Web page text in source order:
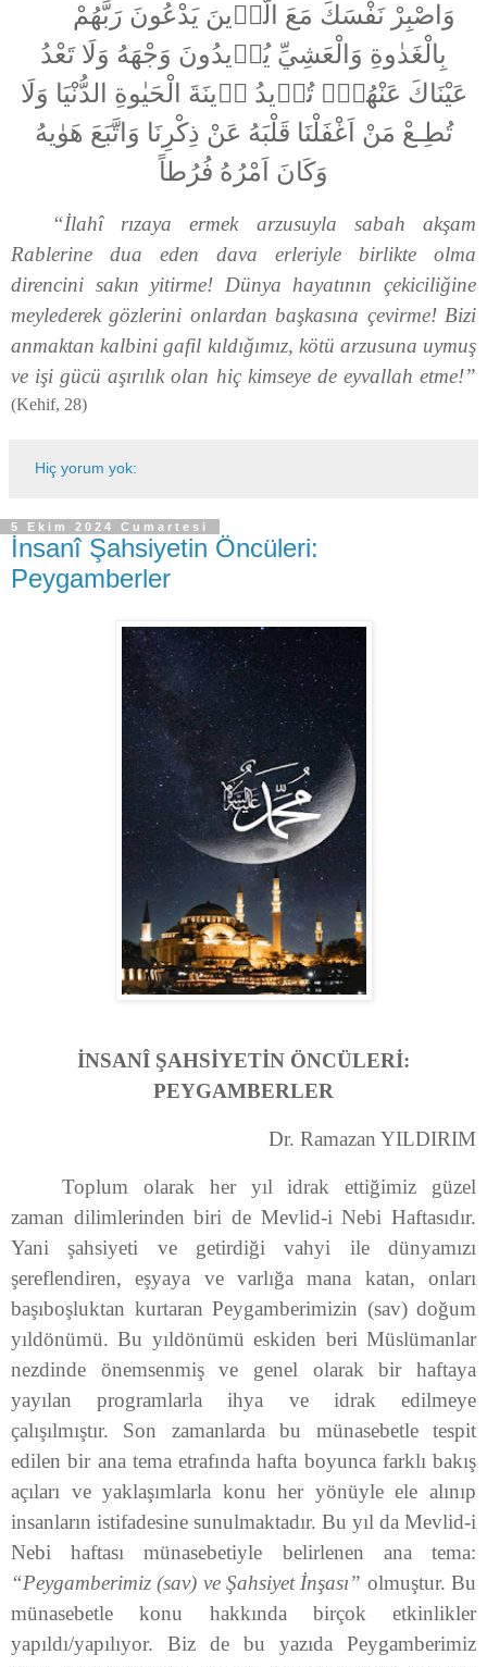
وَاصْبِرْ نَفْسَكَ مَعَ الَّذٖينَ يَدْعُونَ رَبَّهُمْ
بِالْغَدٰوةِ وَالْعَشِيِّ يُرٖيدُونَ وَجْهَهُ وَلَا تَعْدُ
عَيْنَاكَ عَنْهُمْۚ تُرٖيدُ زٖينَةَ الْحَيٰوةِ الدُّنْيَا وَلَا
تُطِـعْ مَنْ اَغْفَلْنَا قَلْبَهُ عَنْ ذِكْرِنَا وَاتَّبَعَ هَوٰيهُ
وَكَانَ اَمْرُهُ فُرُطاً
“İlahî rızaya ermek arzusuyla sabah akşam
Rablerine dua eden dava erleriyle birlikte olma
direncini sakın yitirme! Dünya hayatının çekiciliğine
meylederek gözlerini onlardan başkasına çevirme! Bizi
anmaktan kalbini gafil kıldığımız, kötü arzusuna uymuş
ve işi gücü aşırılık olan hiç kimseye de eyvallah etme!”
(Kehif, 28)
Hiç yorum yok:
5 Ekim 2024 Cumartesi
İnsanî Şahsiyetin Öncüleri:
Peygamberler
İNSANÎ ŞAHSİYETİN ÖNCÜLERİ:
PEYGAMBERLER
Dr. Ramazan YILDIRIM
Toplum olarak her yıl idrak ettiğimiz güzel
zaman dilimlerinden biri de Mevlid-i Nebi Haftasıdır.
Yani şahsiyeti ve getirdiği vahyi ile dünyamızı
şereflendiren, eşyaya ve varlığa mana katan, onları
başıboşluktan kurtaran Peygamberimizin (sav) doğum
yıldönümü. Bu yıldönümü eskiden beri Müslümanlar
nezdinde önemsenmiş ve genel olarak bir haftaya
yayılan programlarla ihya ve idrak edilmeye
çalışılmıştır. Son zamanlarda bu münasebetle tespit
edilen bir ana tema etrafında hafta boyunca farklı bakış
açıları ve yaklaşımlarla konu her yönüyle ele alınıp
insanların istifadesine sunulmaktadır. Bu yıl da Mevlid-i
Nebi haftası münasebetiyle belirlenen ana tema:
“Peygamberimiz (sav) ve Şahsiyet İnşası” olmuştur. Bu
münasebetle konu hakkında birçok etkinlikler
yapıldı/yapılıyor. Biz de bu yazıda Peygamberimiz